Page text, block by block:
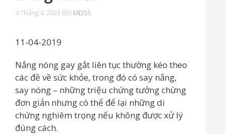
4 Tháng 4, 2023 Bởi MDSS
11-04-2019
Nắng nóng gay gắt liên tục thường kéo theo
các đề về sức khỏe, trong đó có say nắng,
say nóng – những triệu chứng tưởng chừng
đơn giản nhưng có thể để lại những di
chứng nghiêm trọng nếu không được xử lý
đúng cách.